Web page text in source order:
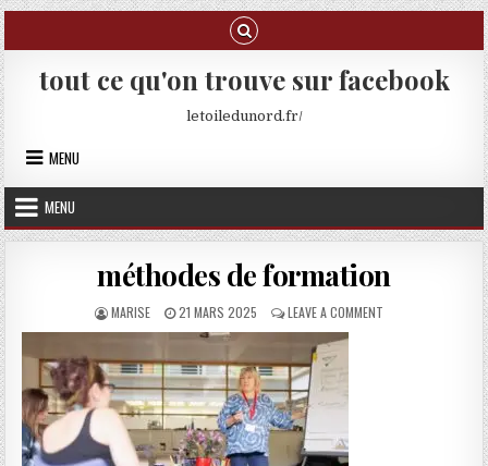
Skip to content
tout ce qu'on trouve sur facebook
letoiledunord.fr/
MENU
MENU
méthodes de formation
AUTHOR:
MARISE PUBLISHED DATE:
21 MARS 2025 LEAVE A COMMENTON MÉTHODES DE